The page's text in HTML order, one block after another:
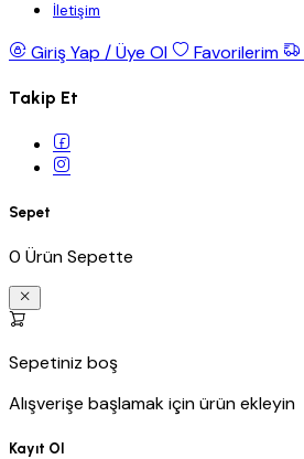
İletişim
Giriş Yap / Üye Ol Favorilerim
Takip Et
Sepet
0 Ürün Sepette
Sepetiniz boş
Alışverişe başlamak için ürün ekleyin
Kayıt Ol